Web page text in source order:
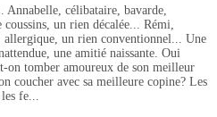
Annabelle, célibataire, bavarde,
coussins, un rien décalée... Rémi,
allergique, un rien conventionnel... Une
une amitié naissante. Oui
on tomber amoureux de son meilleur
coucher avec sa meilleure copine? Les
fe...